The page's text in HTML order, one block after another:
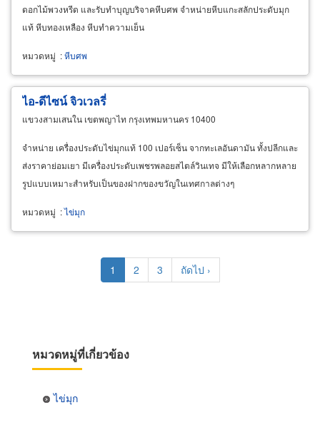
ดอกไม้พวงหรีด และรับทำบุญบริจาคหีบศพ จำหน่ายหีบแกะสลักประดับมุก
แท้ หีบทองเหลือง หีบทำความเย็น
หมวดหมู่ :หีบศพ
ไอ-ดีไซน์ จิวเวลรี่
แขวงสามเสนใน เขตพญาไท กรุงเทพมหานคร 10400
จำหน่าย เครื่องประดับไข่มุกแท้ 100 เปอร์เซ็น จากทะเลอันดามัน ทั้งปลีกและ
ส่งราคาย่อมเยา มีเครื่องประดับเพชรพลอยสไตล์วินเทจ มีให้เลือกหลากหลาย
รูปแบบเหมาะสำหรับเป็นของฝากของขวัญในเทศกาลต่างๆ
หมวดหมู่ :ไข่มุก
Current
page
1 Page
2 Page
3
Next
page
ถัดไป ›
หมวดหมู่ที่เกี่ยวข้อง
ไข่มุก